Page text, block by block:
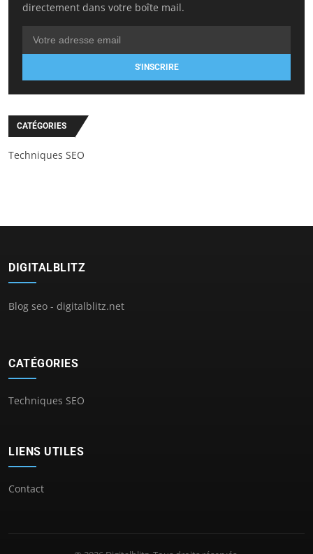
directement dans votre boîte mail.
S'INSCRIRE
CATÉGORIES
Techniques SEO
DIGITALBLITZ
Blog seo - digitalblitz.net
CATÉGORIES
Techniques SEO
LIENS UTILES
Contact